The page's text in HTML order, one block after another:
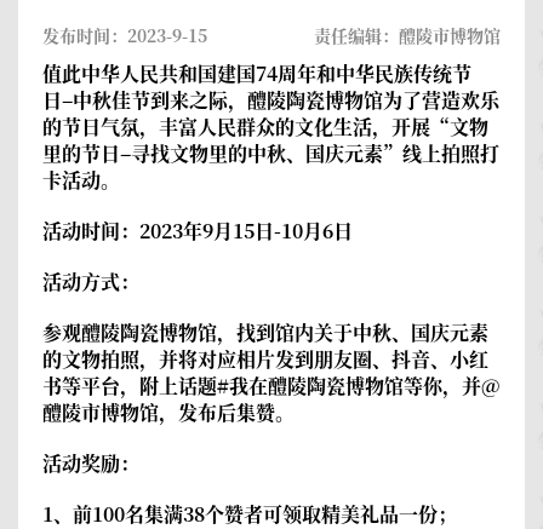
发布时间：2023-9-15 责任编辑：醴陵市博物馆
值此中华人民共和国建国74周年和中华民族传统节
日–中秋佳节到来之际，醴陵陶瓷博物馆为了营造欢乐
的节日气氛，丰富人民群众的文化生活，开展“文物
里的节日–寻找文物里的中秋、国庆元素”线上拍照打
卡活动。
活动时间： 2023年9月15日-10月6日
活动方式：
参观醴陵陶瓷博物馆，找到馆内关于中秋、国庆元素
的文物拍照，并将对应相片发到朋友圈、抖音、小红
书等平台，附上话题#我在醴陵陶瓷博物馆等你，并@
醴陵市博物馆，发布后集赞。
活动奖励：
1、前100名集满38个赞者可领取精美礼品一份；